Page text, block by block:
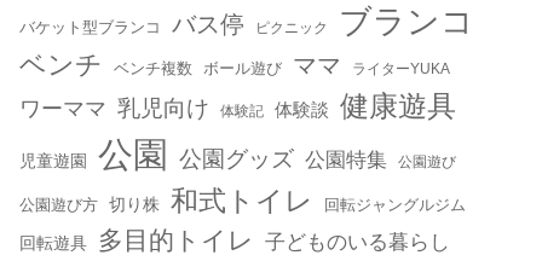
バケット型ブランコ バス停 ピクニック ブランコ
ベンチ ベンチ複数 ボール遊び ママ ライターYUKA
ワーママ 乳児向け 体験記 体験談 健康遊具
児童遊園 公園 公園グッズ 公園特集 公園遊び
公園遊び方 切り株 和式トイレ 回転ジャングルジム
回転遊具 多目的トイレ 子どものいる暮らし